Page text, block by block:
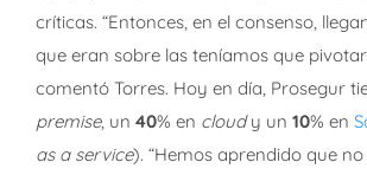
críticas. “Entonces, en el consenso,
que eran sobre las teníamos que
comentó Torres. Hoy en día, Prosegur
premise, un 40% en cloudy un 10% en
as a service). “Hemos aprendido que